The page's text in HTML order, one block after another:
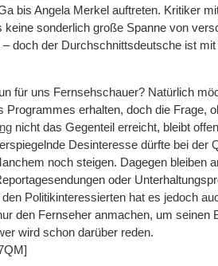
bis Angela Merkel auftreten. Kritiker
keine sonderlich große Spanne von
doch der Durchschnittsdeutsche ist
für uns Fernsehschauer? Natürlich
Programmes erhalten, doch die Frage,
nicht das Gegenteil erreicht, bleibt
Desinteresse dürfte bei der
noch steigen. Dagegen bleiben
oder
Politikinteressierten hat es jedoch
den Fernseher anmachen, um seinen
wird schon darüber reden.